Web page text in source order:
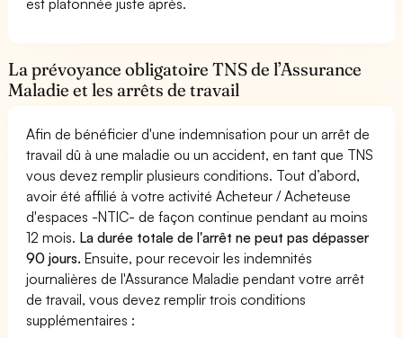
La prévoyance obligatoire TNS de l’Assurance
Maladie et les arrêts de travail
Afin de bénéficier d'une indemnisation pour un arrêt de
travail dû à une maladie ou un accident, en tant que TNS
vous devez remplir plusieurs conditions. Tout d’abord,
avoir été affilié à votre activité Acheteur / Acheteuse
d'espaces -NTIC- de façon continue pendant au moins
12 mois. La durée totale de l'arrêt ne peut pas dépasser
90 jours. Ensuite, pour recevoir les indemnités
journalières de l'Assurance Maladie pendant votre arrêt
de travail, vous devez remplir trois conditions
supplémentaires :